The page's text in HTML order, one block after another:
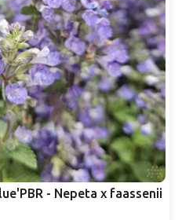
- Nepeta x faassenii